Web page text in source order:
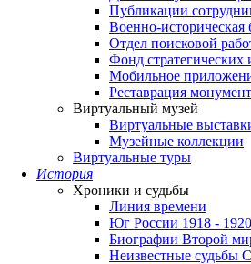
Публикации
Военно-историческая
Отдел поисковой
Фонд стратегических
Мобильное
Реставрация
Виртуальный музей
Виртуальные
Музейные коллекции
Виртуальные туры
История
Хроники и судьбы
Линия времени
Юг России 1918 - 1920
Биографии Второй
Неизвестные судьбы